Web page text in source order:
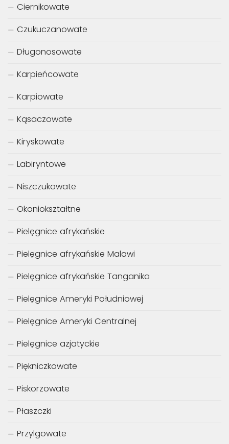
Ciernikowate
Czukuczanowate
Długonosowate
Karpieńcowate
Karpiowate
Kąsaczowate
Kiryskowate
Labiryntowe
Niszczukowate
Okoniokształtne
Pielęgnice afrykańskie
Pielęgnice afrykańskie Malawi
Pielęgnice afrykańskie Tanganika
Pielęgnice Ameryki Południowej
Pielęgnice Ameryki Centralnej
Pielęgnice azjatyckie
Piękniczkowate
Piskorzowate
Płaszczki
Przylgowate